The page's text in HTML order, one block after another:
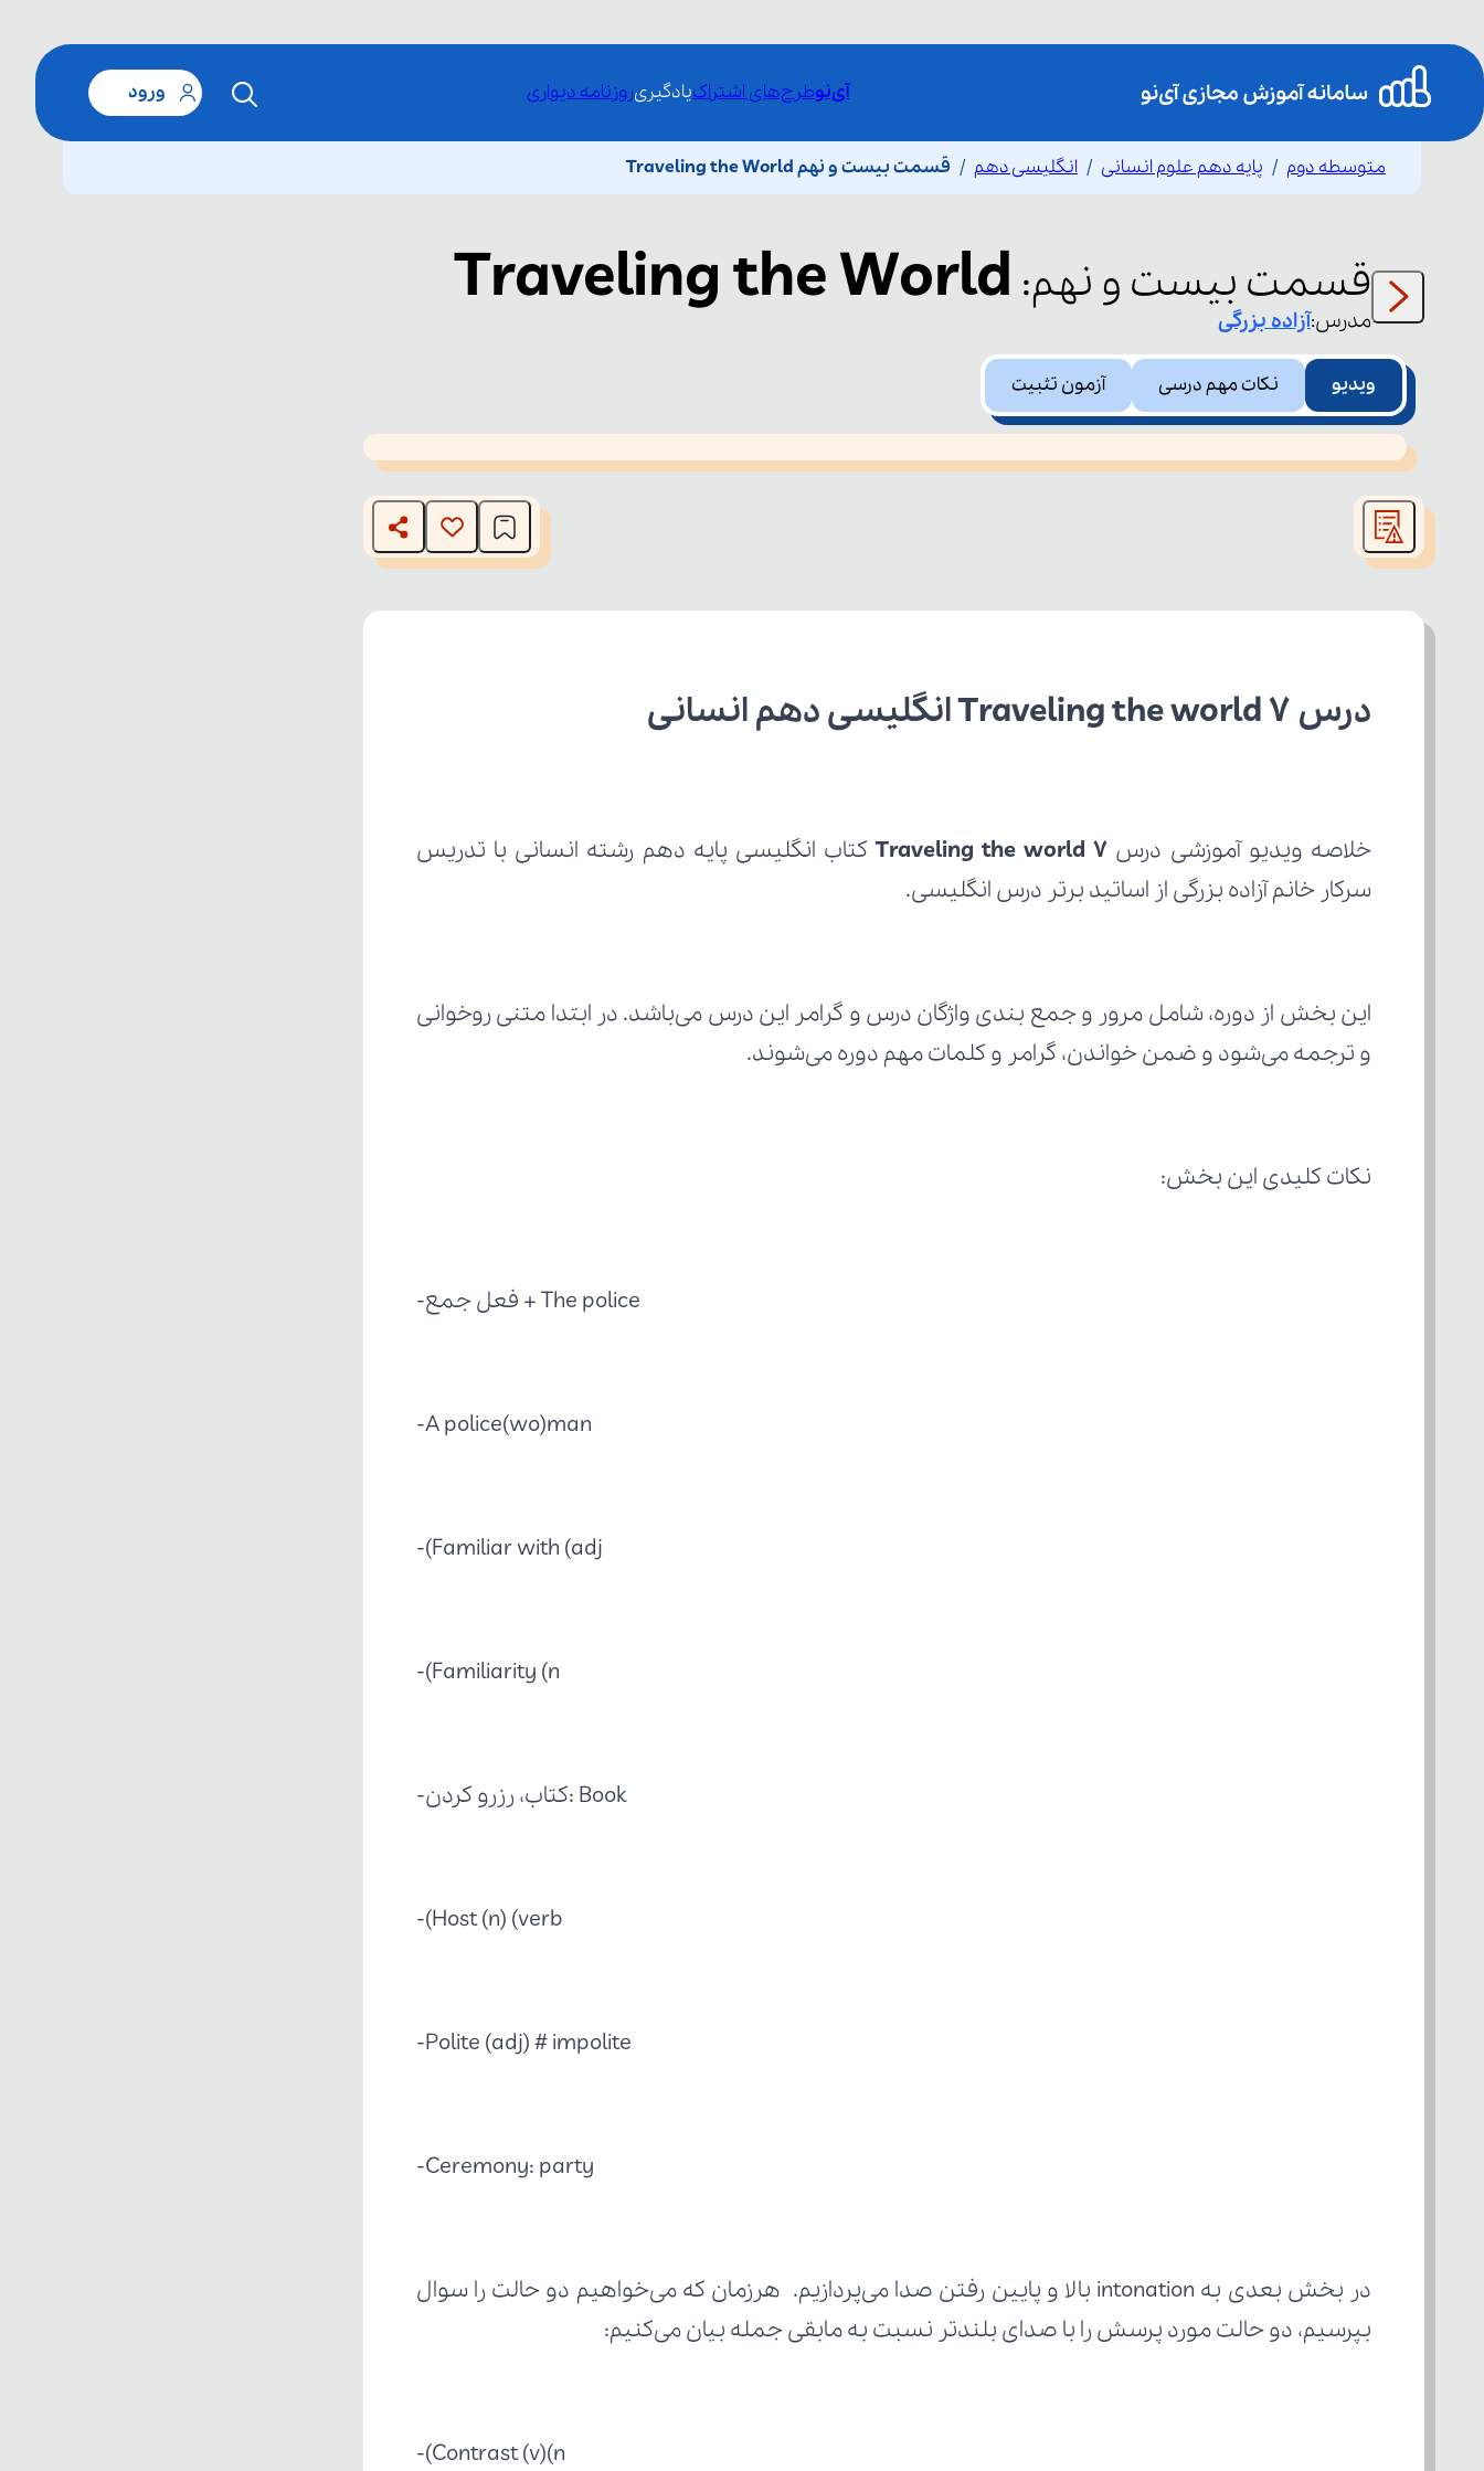
آی‌نوطرح‌های اشتراکیادگیریروزنامه دیواری ورود
متوسطه دوم پایه دهم علوم انسانی انگلیسی دهم قسمت بیست و نهم Traveling the World
قسمت بیست و نهم:
Traveling the World مدرس:آزادهبزرگی
ویدیو نکات مهم درسی آزمون تثبیت
This
is
window.
درس Traveling the world 7 انگلیسی دهم انسانی
خلاصه ویدیو آموزشی درس Traveling the world 7
سرکار خانم آزاده بزرگی از اساتید برتر درس انگلیسی.
و ترجمه می‌شود و ضمن خواندن، گرامر و کلمات مهم دوره می‌شوند.
نکات کلیدی این بخش:
The police + فعل جمع-
A police(wo)man-
Familiar with (adj)-
Familiarity (n)-
Book :کتاب، رزرو کردن-
Host (n) (verb)-
Polite (adj) # impolite-
Ceremony: party-
بپرسیم، دو حالت مورد پرسش را با صدای بلندتر نسبت به مابقی جمله بیان می‌کنیم:
Contrast (v)(n)-